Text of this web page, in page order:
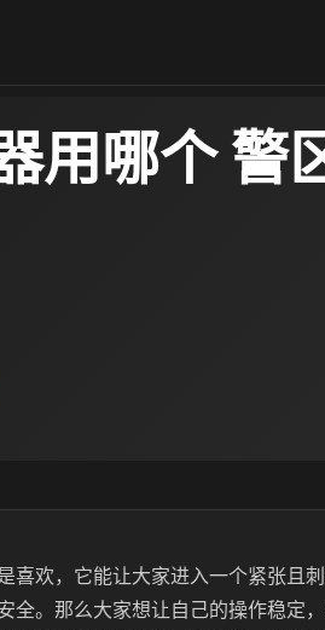
用哪个 警
喜欢，它能让大家进入一个紧张且
全。那么大家想让自己的操作稳定